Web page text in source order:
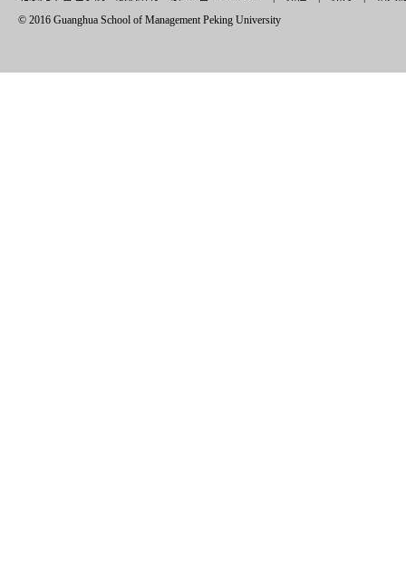
© 2016 Guanghua School of Management Peking University